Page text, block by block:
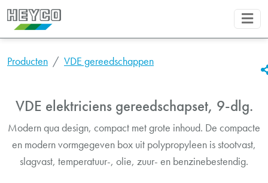
Producten VDE gereedschappen
VDE elektriciens gereedschapset, 9-dlg.
Modern qua design, compact met grote inhoud. De compacte
en modern vormgegeven box uit polypropyleen is stootvast,
slagvast, temperatuur-, olie, zuur- en benzinebestendig.